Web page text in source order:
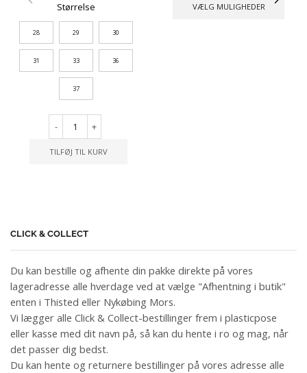
Størrelse
28 29 30
31 33 36
37
- +
TILFØJ TIL KURV
VÆLG MULIGHEDER
CLICK & COLLECT
Du kan bestille og afhente din pakke direkte på vores
lageradresse alle hverdage ved at vælge "Afhentning i butik"
enten i Thisted eller Nykøbing Mors.
Vi lægger alle Click & Collect-bestillinger frem i plasticpose
eller kasse med dit navn på, så kan du hente i ro og mag, når
det passer dig bedst.
Du kan hente og returnere bestillinger på vores adresse alle